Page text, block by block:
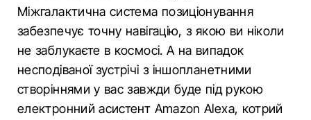
Міжгалактична система позиціонування
забезпечує точну навігацію, з якою ви ніколи
не заблукаєте в космосі. А на випадок
несподіваної зустрічі з іншопланетними
створіннями у вас завжди буде під рукою
електронний асистент Amazon Alexa, котрий